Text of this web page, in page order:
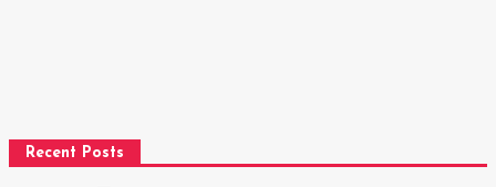
Recent Posts